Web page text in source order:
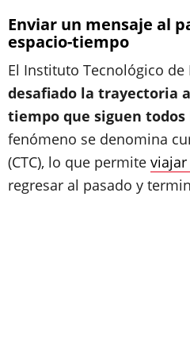
Enviar un mensaje al
espacio-tiempo
El Instituto Tecnológico de
desafiado la trayectoria
tiempo que siguen todos
fenómeno se denomina
(CTC), lo que permite
regresar al pasado y